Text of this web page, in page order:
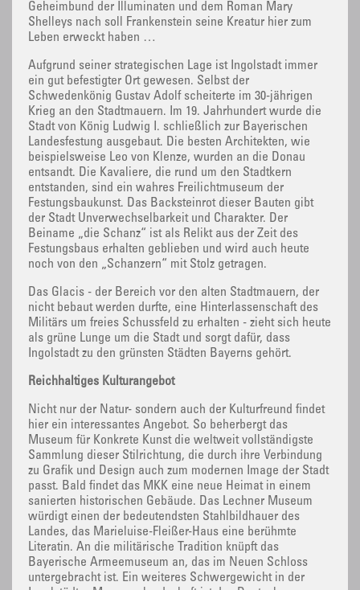
Geheimbund der Illuminaten und dem Roman Mary
Shelleys nach soll Frankenstein seine Kreatur hier zum
Leben erweckt haben …
Aufgrund seiner strategischen Lage ist Ingolstadt immer
ein gut befestigter Ort gewesen. Selbst der
Schwedenkönig Gustav Adolf scheiterte im 30-jährigen
Krieg an den Stadtmauern. Im 19. Jahrhundert wurde die
Stadt von König Ludwig I. schließlich zur Bayerischen
Landesfestung ausgebaut. Die besten Architekten, wie
beispielsweise Leo von Klenze, wurden an die Donau
entsandt. Die Kavaliere, die rund um den Stadtkern
entstanden, sind ein wahres Freilichtmuseum der
Festungsbaukunst. Das Backsteinrot dieser Bauten gibt
der Stadt Unverwechselbarkeit und Charakter. Der
Beiname „die Schanz“ ist als Relikt aus der Zeit des
Festungsbaus erhalten geblieben und wird auch heute
noch von den „Schanzern“ mit Stolz getragen.
Das Glacis - der Bereich vor den alten Stadtmauern, der
nicht bebaut werden durfte, eine Hinterlassenschaft des
Militärs um freies Schussfeld zu erhalten - zieht sich heute
als grüne Lunge um die Stadt und sorgt dafür, dass
Ingolstadt zu den grünsten Städten Bayerns gehört.
Reichhaltiges Kulturangebot
Nicht nur der Natur- sondern auch der Kulturfreund findet
hier ein interessantes Angebot. So beherbergt das
Museum für Konkrete Kunst die weltweit vollständigste
Sammlung dieser Stilrichtung, die durch ihre Verbindung
zu Grafik und Design auch zum modernen Image der Stadt
passt. Bald findet das MKK eine neue Heimat in einem
sanierten historischen Gebäude. Das Lechner Museum
würdigt einen der bedeutendsten Stahlbildhauer des
Landes, das Marieluise-Fleißer-Haus eine berühmte
Literatin. An die militärische Tradition knüpft das
Bayerische Armeemuseum an, das im Neuen Schloss
untergebracht ist. Ein weiteres Schwergewicht in der